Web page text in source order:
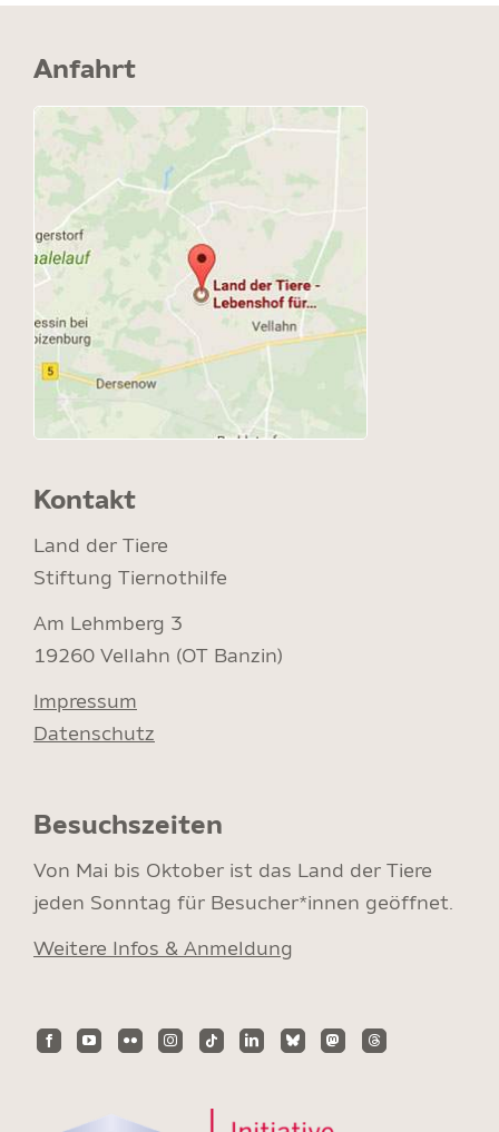
Anfahrt
Kontakt
Land der Tiere
Stiftung Tiernothilfe
Am Lehmberg 3
19260 Vellahn (OT Banzin)
Impressum
Datenschutz
Besuchszeiten
Von Mai bis Oktober ist das Land der Tiere
jeden Sonntag für Besucher*innen geöffnet.
Weitere Infos & Anmeldung